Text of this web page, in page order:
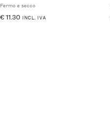
Fermo e secco
€11.30 INCL. IVA